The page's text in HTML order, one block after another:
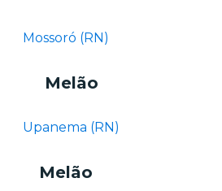
Mossoró (RN)
Melão
Upanema (RN)
Melão